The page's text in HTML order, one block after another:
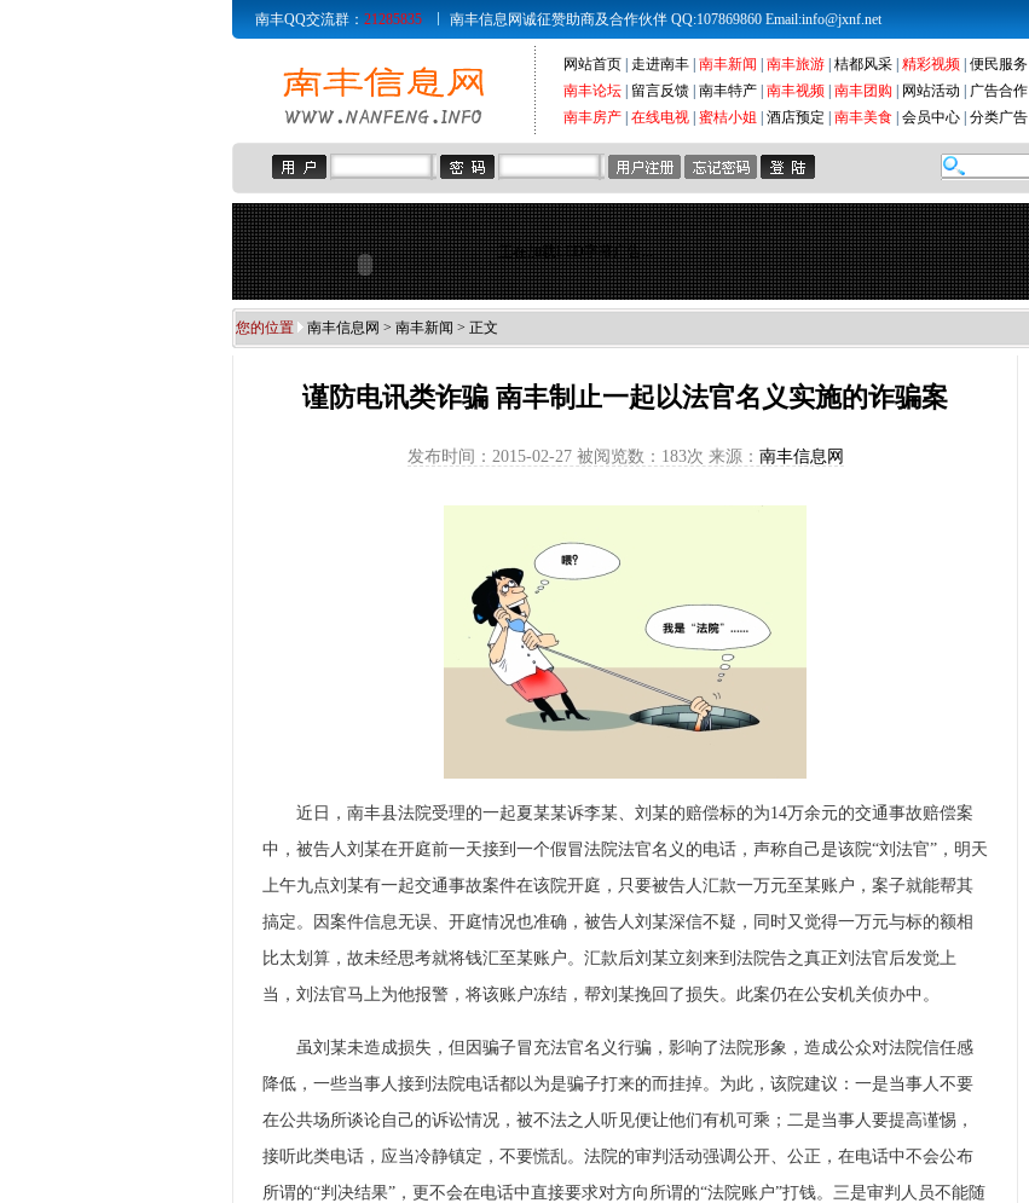
南丰QQ交流群： 21285835 南丰信息网诚征赞助商及合作伙伴 QQ:107869860 Email:info@jxnf.net
网站首页 走进南丰 南丰新闻 南丰旅游 桔都风采 精彩视频 便民服务
南丰论坛
留言反馈 南丰特产 南丰视频 南丰团购 网站活动 广告合作
南丰房产 在线电视 蜜桔小姐 酒店预定 南丰美食 会员中心 分类广告
正在加载LED字幕广告...
您的位置 南丰信息网 > 南丰新闻 > 正文
谨防电讯类诈骗 南丰制止一起以法官名义实施的诈骗案
发布时间：2015-02-27 被阅览数： 183次 来源： 南丰信息网
近日，南丰县法院受理的一起夏某某诉李某、刘某的赔偿标的为14万余元的交通事故赔偿案
中，被告人刘某在开庭前一天接到一个假冒法院法官名义的电话，声称自己是该院“刘法官”，明天
上午九点刘某有一起交通事故案件在该院开庭，只要被告人汇款一万元至某账户，案子就能帮其
搞定。因案件信息无误、开庭情况也准确，被告人刘某深信不疑，同时又觉得一万元与标的额相
比太划算，故未经思考就将钱汇至某账户。汇款后刘某立刻来到法院告之真正刘法官后发觉上
当，刘法官马上为他报警，将该账户冻结，帮刘某挽回了损失。此案仍在公安机关侦办中。
虽刘某未造成损失，但因骗子冒充法官名义行骗，影响了法院形象，造成公众对法院信任感
降低，一些当事人接到法院电话都以为是骗子打来的而挂掉。为此，该院建议：一是当事人不要
在公共场所谈论自己的诉讼情况，被不法之人听见便让他们有机可乘；二是当事人要提高谨惕，
接听此类电话，应当冷静镇定，不要慌乱。法院的审判活动强调公开、公正，在电话中不会公布
所谓的“判决结果”，更不会在电话中直接要求对方向所谓的“法院账户”打钱。三是审判人员不能随